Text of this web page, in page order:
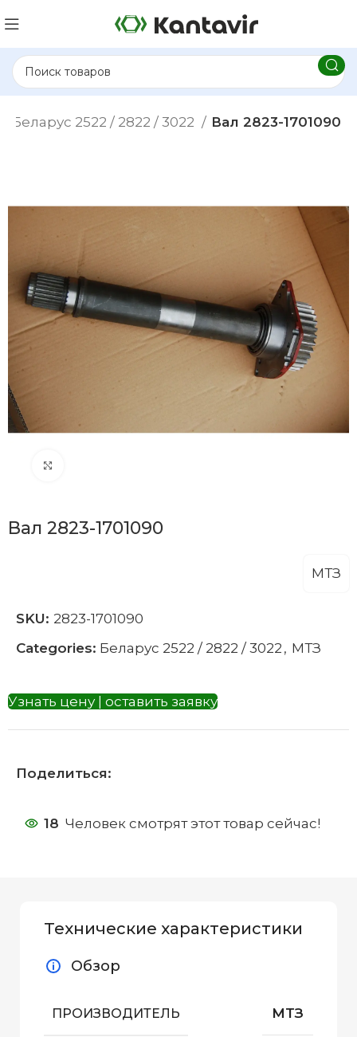
Беларус 2522 / 2822 / 3022 Вал 2823-1701090
Вал 2823-1701090
МТЗ
SKU: 2823-1701090
Categories: Беларус 2522 / 2822 / 3022 , МТЗ
Узнать цену | оставить заявку
Поделиться:
18 Человек смотрят этот товар сейчас!
Технические характеристики
Обзор
ПРОИЗВОДИТЕЛЬ МТЗ